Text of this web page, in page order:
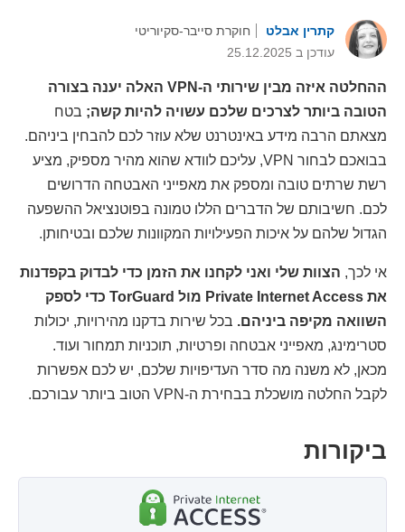
קתרין אבלט
חוקרת סייבר-סקיוריטי
עודכן ב 25.12.2025
ההחלטה איזה מבין שירותי ה-VPN האלה יענה בצורה
הטובה ביותר לצרכים שלכם עשויה להיות קשה; בטח
מצאתם הרבה מידע באינטרנט שלא עוזר לכם להבחין ביניהם.
בבואכם לבחור VPN, עליכם לוודא שהוא מהיר מספיק, מציע
רשת שרתים טובה ומספק את מאפייני האבטחה הדרושים
לכם. חשיבותם של הדברים הללו טמונה בפוטנציאל ההשפעה
הגדול שלהם על איכות הפעילויות המקוונות שלכם ובטיחותן.
אי לכך, הצוות שלי ואני לקחנו את הזמן כדי לבדוק בקפדנות
את Private Internet Access מול TorGuard כדי לספק
השוואה מקיפה ביניהם. בכל שירות בדקנו מהירויות, יכולות
סטרימינג, מאפייני אבטחה ופרטיות, תוכניות תמחור ועוד.
מכאן, לא משנה מה סדר העדיפויות שלכם, יש לכם אפשרות
לקבל החלטה מושכלת בבחירת ה-VPN הטוב ביותר עבורכם.
ביקורות